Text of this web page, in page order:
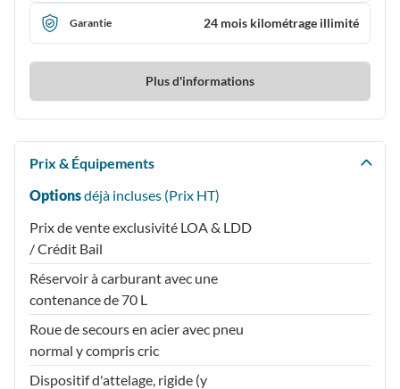
Garantie 24 mois kilométrage illimité
Plus d'informations
Prix & Équipements
Optionsdéjà incluses (Prix HT)
Prix de vente exclusivité LOA & LDD
/ Crédit Bail
Réservoir à carburant avec une
contenance de 70 L
Roue de secours en acier avec pneu
normal y compris cric
Dispositif d'attelage, rigide (y